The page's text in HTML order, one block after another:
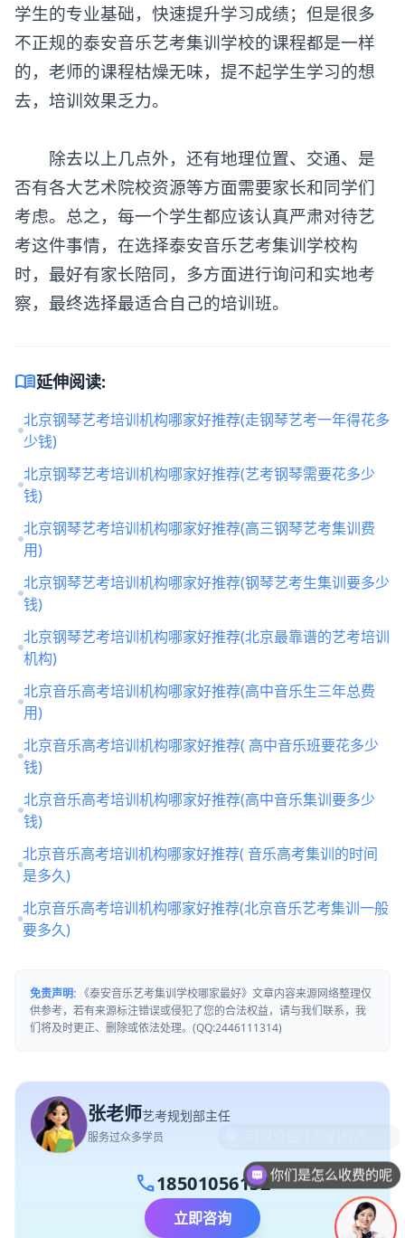
学生的专业基础，快速提升学习成绩；但是很多
不正规的泰安音乐艺考集训学校的课程都是一样
的，老师的课程枯燥无味，提不起学生学习的想
去，培训效果乏力。
除去以上几点外，还有地理位置、交通、是
否有各大艺术院校资源等方面需要家长和同学们
考虑。总之，每一个学生都应该认真严肃对待艺
考这件事情，在选择泰安音乐艺考集训学校构
时，最好有家长陪同，多方面进行询问和实地考
察，最终选择最适合自己的培训班。
menu_book延伸阅读:
北京钢琴艺考培训机构哪家好推荐(走钢琴艺考一年得花多
少钱)
北京钢琴艺考培训机构哪家好推荐(艺考钢琴需要花多少
钱)
北京钢琴艺考培训机构哪家好推荐(高三钢琴艺考集训费
用)
北京钢琴艺考培训机构哪家好推荐(钢琴艺考生集训要多少
钱)
北京钢琴艺考培训机构哪家好推荐(北京最靠谱的艺考培训
机构)
北京音乐高考培训机构哪家好推荐(高中音乐生三年总费
用)
北京音乐高考培训机构哪家好推荐( 高中音乐班要花多少
钱)
北京音乐高考培训机构哪家好推荐(高中音乐集训要多少
钱)
北京音乐高考培训机构哪家好推荐( 音乐高考集训的时间
是多久)
北京音乐高考培训机构哪家好推荐(北京音乐艺考集训一般
要多久)
免责声明: 《泰安音乐艺考集训学校哪家最好》文章内容来源网络整理仅
供参考，若有来源标注错误或侵犯了您的合法权益，请与我们联系，我
们将及时更正、删除或依法处理。(QQ:2446111314)
张老师艺考规划部主任
服务过众多学员
call18501056132
立即咨询
你们是怎么收费的呢